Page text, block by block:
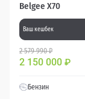
Belgee X70
Ваш кешбек
2 579 990 ₽
2 150 000 ₽
Бензин